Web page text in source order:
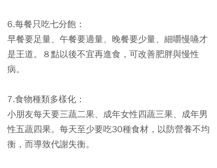
6.每餐只吃七分飽：
早餐要足量、午餐要適量、晚餐要少量、細嚼慢嚥才
是王道。８點以後不宜再進食，可改善肥胖與慢性
病。
7.食物種類多樣化：
小朋友每天要三蔬二果、成年女性四蔬三果、成年男
性五蔬四果。每天至少要吃30種食材，以防營養不均
衡，而導致代謝失衡。